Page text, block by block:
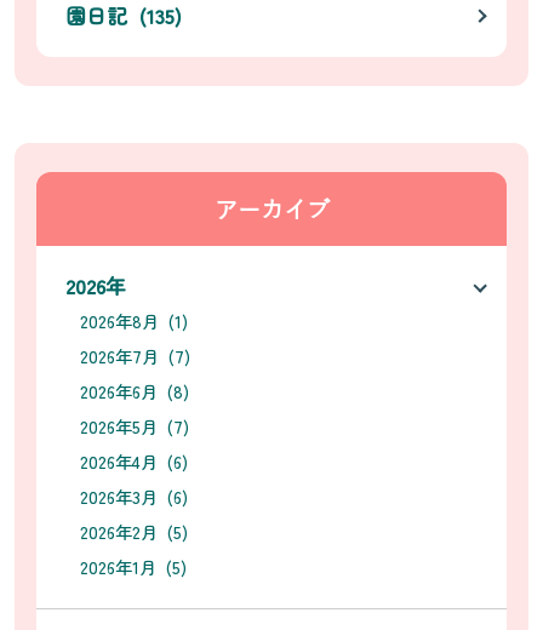
園日記 (135)
アーカイブ
2026年
2026年8月 (1)
2026年7月 (7)
2026年6月 (8)
2026年5月 (7)
2026年4月 (6)
2026年3月 (6)
2026年2月 (5)
2026年1月 (5)